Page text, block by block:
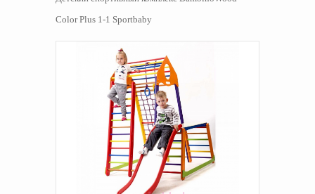
Color Plus 1-1 Sportbaby